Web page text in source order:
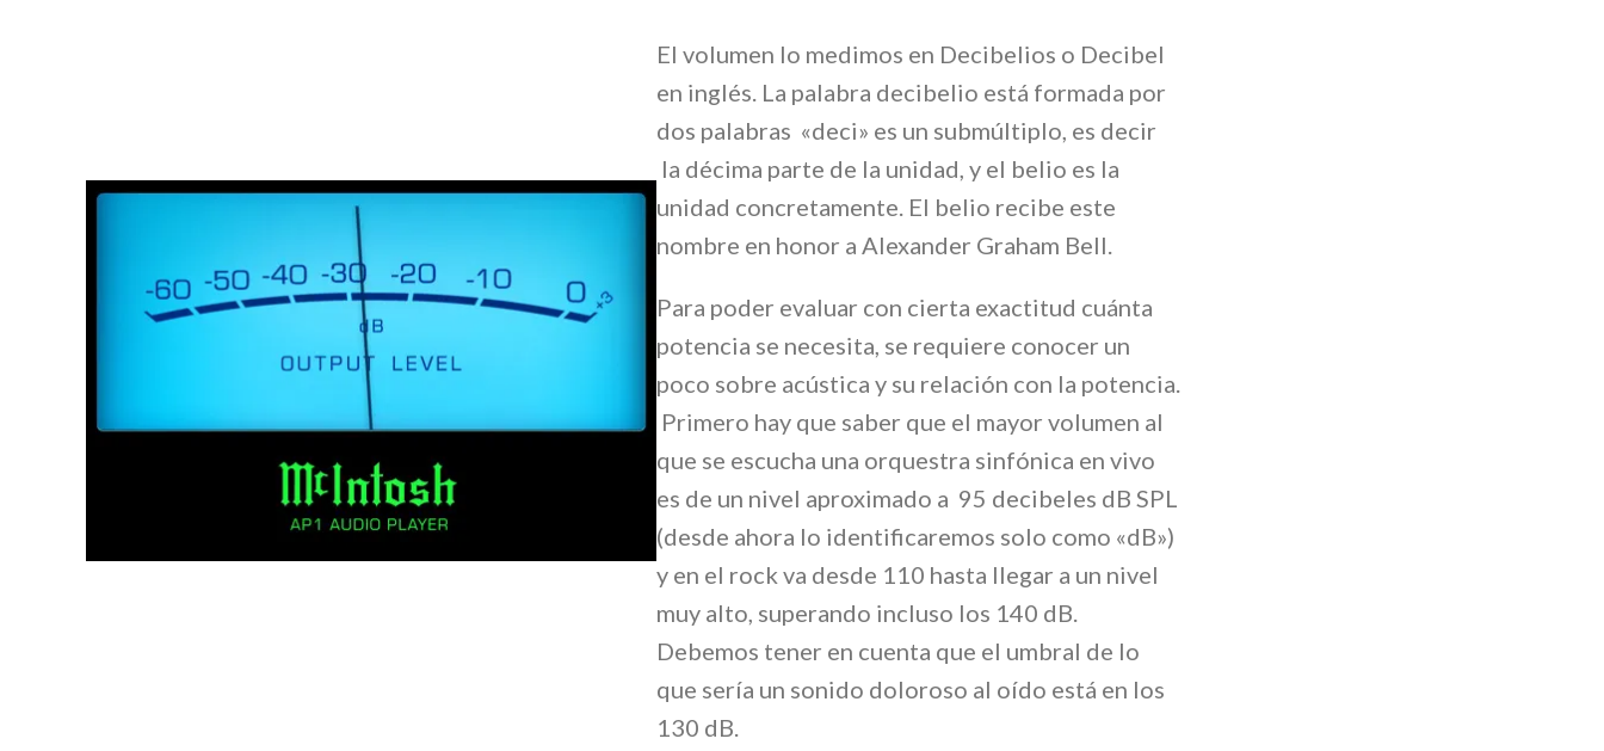
El volumen lo medimos en Decibelios o Decibel
en inglés. La palabra decibelio está formada por
dos palabras «deci» es un submúltiplo, es decir
la décima parte de la unidad, y el belio es la
unidad concretamente. El belio recibe este
nombre en honor a Alexander Graham Bell.
Para poder evaluar con cierta exactitud cuánta
potencia se necesita, se requiere conocer un
poco sobre acústica y su relación con la potencia.
Primero hay que saber que el mayor volumen al
que se escucha una orquestra sinfónica en vivo
es de un nivel aproximado a 95 decibeles dB SPL
(desde ahora lo identificaremos solo como «dB»)
y en el rock va desde 110 hasta llegar a un nivel
muy alto, superando incluso los 140 dB.
Debemos tener en cuenta que el umbral de lo
que sería un sonido doloroso al oído está en los
130 dB.